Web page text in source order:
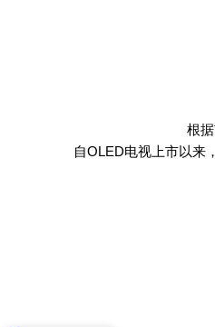
根据
自OLED电视上市以来，